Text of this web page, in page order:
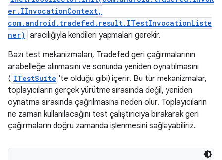
er.IInvocationContext,
com.android.tradefed.result.ITestInvocationListe
ner) aracılığıyla kendileri yapmaları gerekir.
Bazı test mekanizmaları, Tradefed geri çağırmalarının
arabelleğe alınmasını ve sonunda yeniden oynatılmasını
( ITestSuite 'te olduğu gibi) içerir. Bu tür mekanizmalar,
toplayıcıların gerçek yürütme sırasında değil, yeniden
oynatma sırasında çağrılmasına neden olur. Toplayıcıların
ne zaman kullanılacağını test çalıştırıcıya bırakarak geri
çağırmaların doğru zamanda işlenmesini sağlayabiliriz.